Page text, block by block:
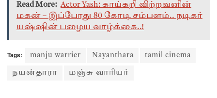
Read More: Actor Yash: காய்கறி விற்றவனின்
மகன் – இப்போது 80 கோடி சம்பளம்.. நடிகர்
யஷ்ஷின் பழைய வாழ்க்கை..!
Tags: manju warrier Nayanthara tamil cinema
நயன்தாரா மஞ்சு வாரியர்